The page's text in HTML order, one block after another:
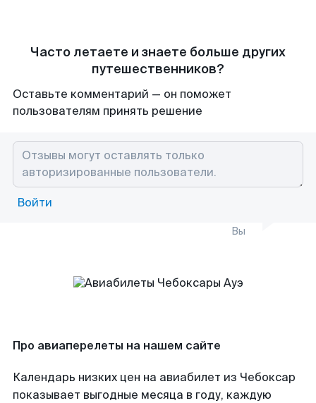
Часто летаете и знаете больше других
путешественников?
Оставьте комментарий — он поможет
пользователям принять решение
Войти
Вы
Про авиаперелеты на нашем сайте
Календарь низких цен на авиабилет из Чебоксар
показывает выгодные месяца в году, каждую